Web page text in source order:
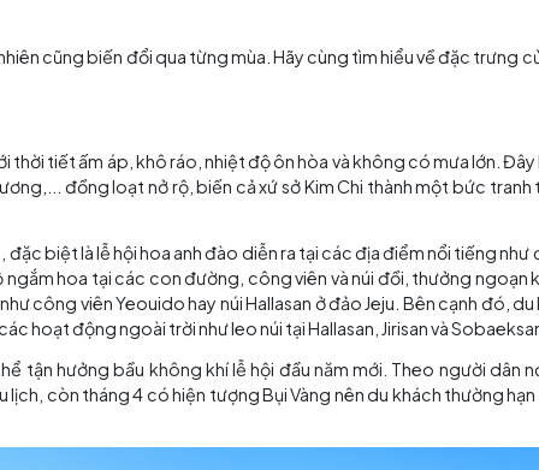
mang đến cho du khách những trải nghiệm độc đáo và
Hàn Quốc mùa nào đẹp và lý tưởng nhất? Cùng
kế hoạch cho chuyến đi của bạn qua bài viết sau nhé!
thiên nhiên cũng biến đổi qua từng mùa. Hãy cùng
nhé!
5)
nhất với thời tiết ấm áp, khô ráo, nhiệt độ ôn hòa và
tử đinh hương,... đồng loạt nở rộ, biến cả xứ sở Kim
lễ hội hoa, đặc biệt là lễ hội hoa anh đào diễn ra tại các
tản bộ ngắm hoa tại các con đường, công viên và
khác như công viên Yeouido hay núi Hallasan ở đảo